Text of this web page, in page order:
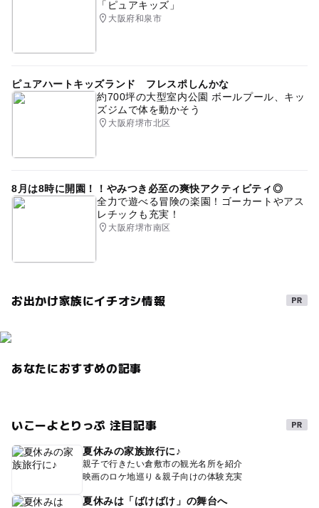
「ピュアキッズ」
大阪府和泉市
ピュアハートキッズランド フレスポしんかな
約700坪の大型室内公園 ボールプール、キッ
ズジムで体を動かそう
大阪府堺市北区
8月は8時に開園！！やみつき必至の爽快アクティビティ◎
全力で遊べる冒険の楽園！ゴーカートやアス
レチックも充実！
大阪府堺市南区
お出かけ家族にイチオシ情報
あなたにおすすめの記事
いこーよとりっぷ 注目記事
夏休みの家族旅行に♪
親子で行きたい倉敷市の観光名所を紹介
映画のロケ地巡り＆親子向けの体験充実
夏休みは「ばけばけ」の舞台へ